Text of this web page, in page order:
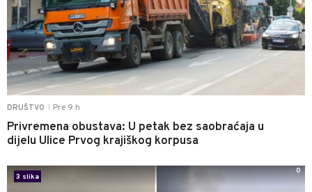
DRUŠTVO Pre 9 h
Privremena obustava: U petak bez saobraćaja u
dijelu Ulice Prvog krajiškog korpusa
3 slika
0